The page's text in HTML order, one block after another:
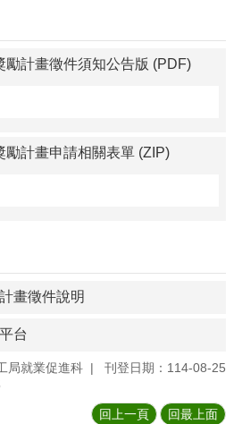
勵計畫徵件須知公告版 (PDF)
勵計畫申請相關表單 (ZIP)
畫徵件說明
台
局就業促進科
刊登日期：114-08-25
回上一頁 回最上面